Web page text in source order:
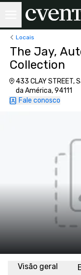
Locais
The Jay,
Collection
433 CLAY STREET,
da América, 94111
Fale conosco
Visão geral